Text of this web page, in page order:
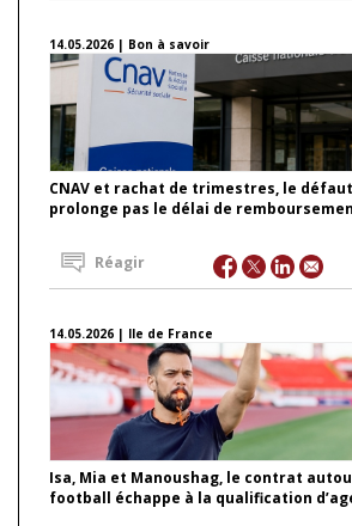
14.05.2026 | Bon à savoir
CNAV et rachat de trimestres, le
prolonge pas le délai de
Réagir
14.05.2026 | Ile de France
Isa, Mia et Manoushag, le contrat
football échappe à la qualification